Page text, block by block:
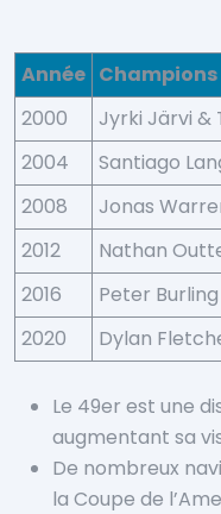
Année
2000
Jyrki Järvi &
2004
Santiago
2008
Jonas
2012
Nathan
2016
Peter
2020
Dylan
Le 49er est une
augmentant sa
De nombreux
la Coupe de